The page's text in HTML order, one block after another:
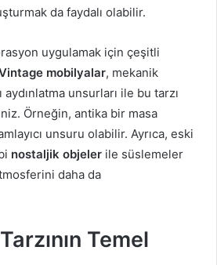
da faydalı olabilir.
uygulamak için çeşitli
mobilyalar, mekanik
aydınlatma unsurları ile bu tarzı
Örneğin, antika bir masa
unsuru olabilir. Ayrıca, eski
nostaljik objeler ile süslemeler
daha da
Temel